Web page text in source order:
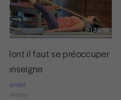
36:19
dont il faut se préoccuper
enseigne
Hemani